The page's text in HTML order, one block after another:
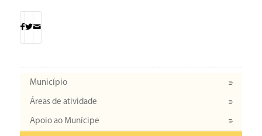
Município
Áreas de atividade
Apoio ao Munícipe